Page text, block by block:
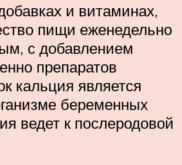
и витаминах,
пищи еженедельно
с добавлением
препаратов
кальция является
беременных
ведет к послеродовой